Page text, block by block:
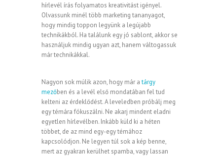
hírlevél írás folyamatos kreativitást igényel.
Olvassunk minél több marketing tananyagot,
hogy mindig toppon legyünk a legújabb
technikákból. Ha találunk egy jó sablont, akkor se
használjuk mindig ugyan azt, hanem váltogassuk
már technikákkal.
Nagyon sok múlik azon, hogy már atárgy
mezőben és a levél első mondatában fel tud
kelteni az érdeklődést. A leveledben próbálj meg
egy témára fókuszálni. Ne akarj mindent eladni
egyetlen hírlevélben. Inkább küld ki a héten
többet, de az mind egy-egy témához
kapcsolódjon. Ne legyen túl sok a kép benne,
mert az gyakran kerülhet spamba, vagy lassan